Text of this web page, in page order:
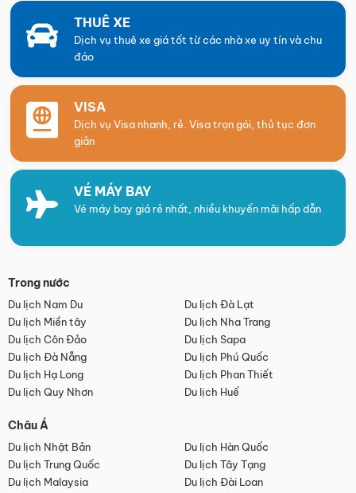
THUÊ XE
Dịch vụ thuê xe giá tốt từ các nhà xe uy tín và chu
đáo
VISA
Dịch vụ Visa nhanh, rẻ. Visa trọn gói, thủ tục đơn
giản
VÉ MÁY BAY
Vé máy bay giá rẻ nhất, nhiều khuyến mãi hấp dẫn
Trong nước
Du lịch Nam Du
Du lịch Đà Lạt
Du lịch Miền tây
Du lịch Nha Trang
Du lịch Côn Đảo
Du lịch Sapa
Du lịch Đà Nẵng
Du lịch Phú Quốc
Du lịch Hạ Long
Du lịch Phan Thiết
Du lịch Quy Nhơn
Du lịch Huế
Châu Á
Du lịch Nhật Bản
Du lịch Hàn Quốc
Du lịch Trung Quốc
Du lịch Tây Tạng
Du lịch Malaysia
Du lịch Đài Loan